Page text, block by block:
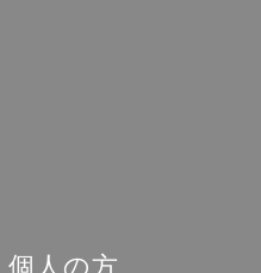
個人の方